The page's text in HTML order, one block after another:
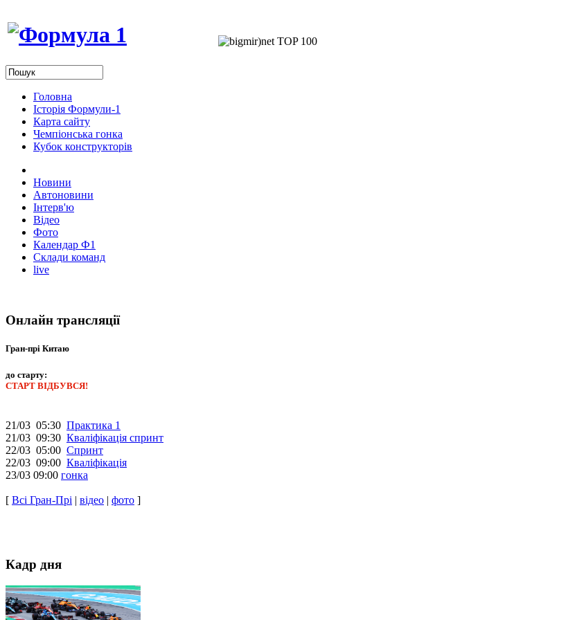
Головна
Історія Формули-1
Карта сайту
Чемпіонська гонка
Кубок конструкторів
Новини
Автоновини
Інтерв'ю
Відео
Фото
Календар Ф1
Склади команд
live
Онлайн трансляції
Гран-прі Китаю
до старту:
СТАРТ ВІДБУВСЯ!
21/03 05:30 Практика 1
21/03 09:30 Кваліфікація спринт
22/03 05:00 Спринт
22/03 09:00 Кваліфікація
23/03 09:00 гонка
[ Всі Гран-Прі | відео | фото ]
Кадр дня